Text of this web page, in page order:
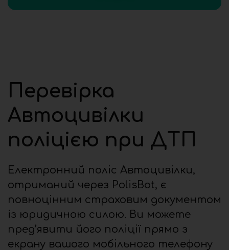
Перевірка
Автоцивілки
поліцією при ДТП
Електронний поліс Автоцивілки,
отриманий через PolisBot, є
повноцінним страховим документом
із юридичною силою. Ви можете
пред’явити його поліції прямо з
екрану вашого мобільного телефону